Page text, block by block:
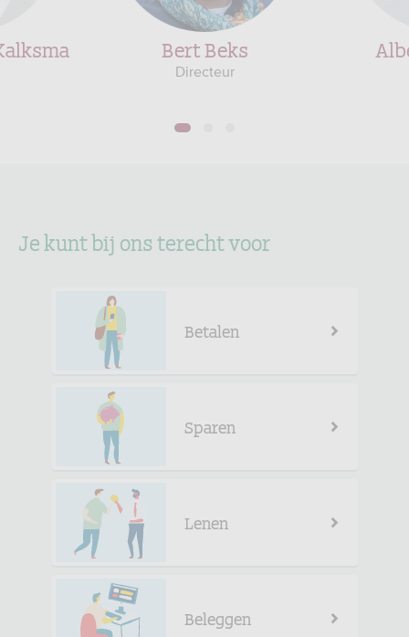
Bert Beks
Directeur
1
Je kunt bij ons terecht voor
Betalen
Sparen
Lenen
Beleggen